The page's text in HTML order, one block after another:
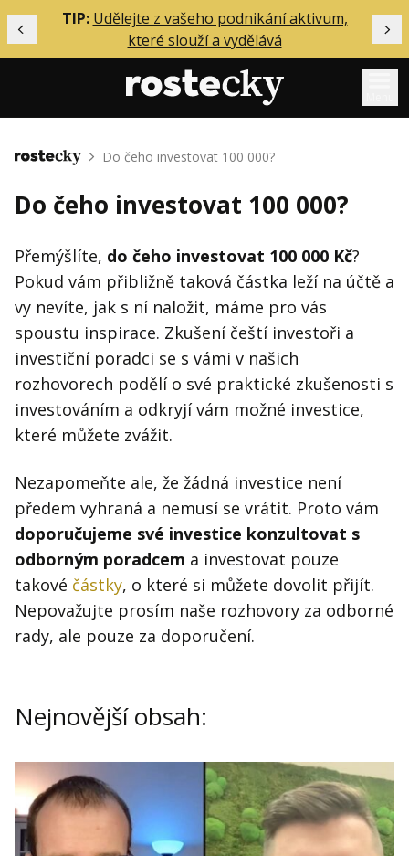
Předchozí
TIP: Udělejte z vašeho podnikání aktivum,
které slouží a vydělává
Mentoring
Solo
Akce
Inzerce
O mně
Přihlášení
Kontakt
Obchodní podmínky
Hledaná fráze Hledat
Domů Do čeho investovat 100 000?
Do čeho investovat 100 000?
Přemýšlíte, do čeho investovat 100 000 Kč?
Pokud vám přibližně taková částka leží na účtě a
vy nevíte, jak s ní naložit, máme pro vás
spoustu inspirace. Zkušení čeští investoři a
investiční poradci se s vámi v našich
rozhovorech podělí o své praktické zkušenosti s
investováním a odkryjí vám možné investice,
které můžete zvážit.
Nezapomeňte ale, že žádná investice není
předem vyhraná a nemusí se vrátit. Proto vám
doporučujeme své investice konzultovat s
odborným poradcem a investovat pouze
takové částky, o které si můžete dovolit přijít.
Nepovažujte prosím naše rozhovory za odborné
rady, ale pouze za doporučení.
Nejnovější obsah: